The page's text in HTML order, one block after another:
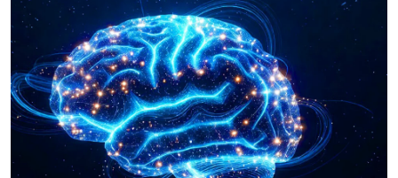
Artikel Disyorkan
Covid-19
Varian Covid-19 KP.3.1.1